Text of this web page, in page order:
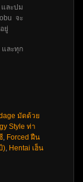
ละปม
จะ
ยู่
ละทุก
มัดด้วย
Style ท่า
, Forced ฝืน
), Hentai เฮ็น